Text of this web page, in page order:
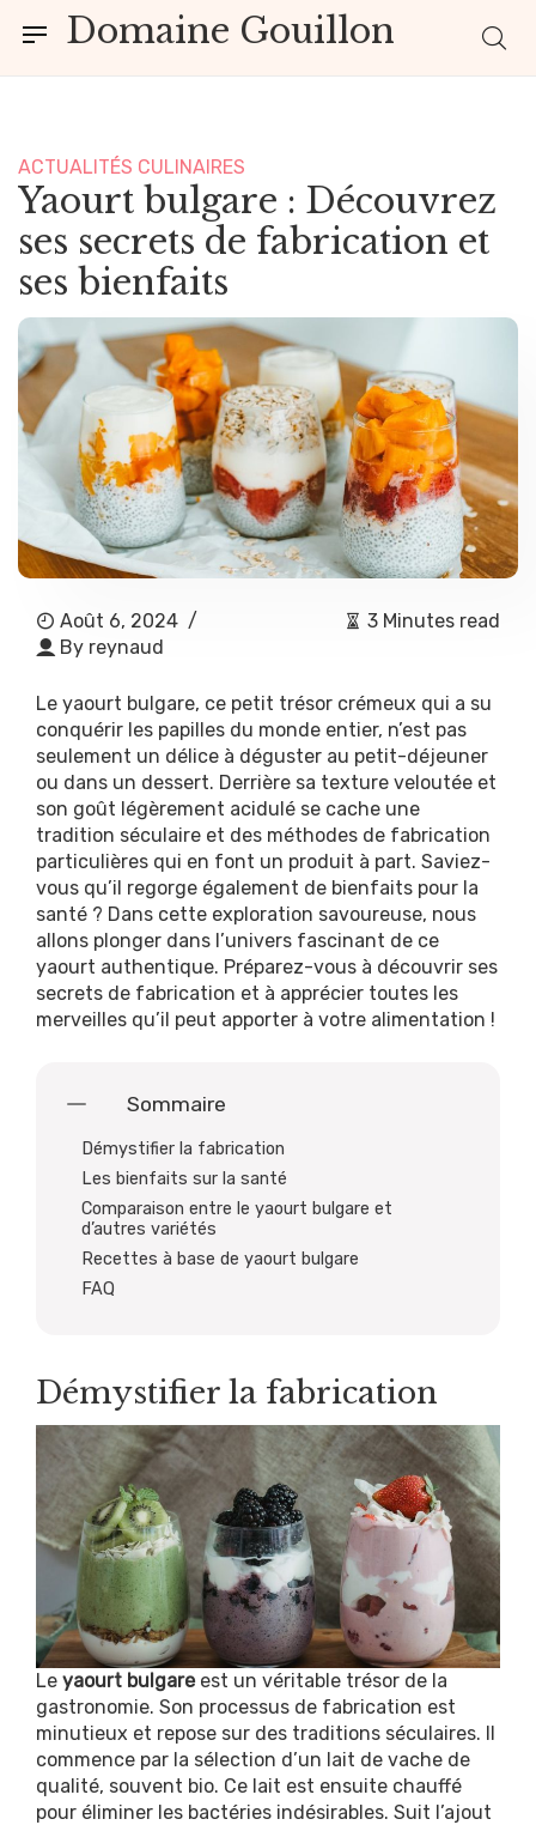
Domaine Gouillon
ACTUALITÉS CULINAIRES
Yaourt bulgare : Découvrez
ses secrets de fabrication et
ses bienfaits
Août 6, 2024 /
By reynaud
3 Minutes read
Le yaourt bulgare, ce petit trésor crémeux qui a su
conquérir les papilles du monde entier, n’est pas
seulement un délice à déguster au petit-déjeuner
ou dans un dessert. Derrière sa texture veloutée et
son goût légèrement acidulé se cache une
tradition séculaire et des méthodes de fabrication
particulières qui en font un produit à part. Saviez-
vous qu’il regorge également de bienfaits pour la
santé ? Dans cette exploration savoureuse, nous
allons plonger dans l’univers fascinant de ce
yaourt authentique. Préparez-vous à découvrir ses
secrets de fabrication et à apprécier toutes les
merveilles qu’il peut apporter à votre alimentation !
Sommaire
Démystifier la fabrication
Les bienfaits sur la santé
Comparaison entre le yaourt bulgare et
d’autres variétés
Recettes à base de yaourt bulgare
FAQ
Démystifier la fabrication
Le yaourt bulgareest un véritable trésor de la
gastronomie. Son processus de fabrication est
minutieux et repose sur des traditions séculaires. Il
commence par la sélection d’un lait de vache de
qualité, souvent bio. Ce lait est ensuite chauffé
pour éliminer les bactéries indésirables. Suit l’ajout